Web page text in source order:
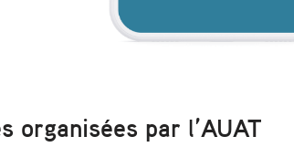
organisées par l’AUAT